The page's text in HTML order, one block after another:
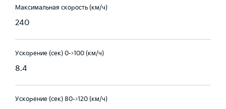
Максимальная скорость (км/ч)
240
Ускорение (сек) 0->100 (км/ч)
8.4
Ускорение (сек) 80->120 (км/ч)